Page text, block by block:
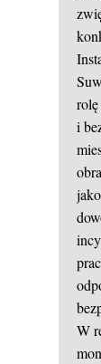
i
W